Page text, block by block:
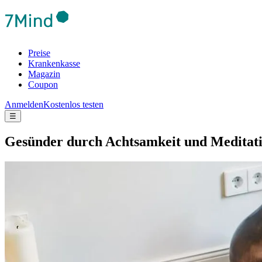
Preise
Krankenkasse
Magazin
Coupon
AnmeldenKostenlos testen
☰
Gesünder durch Achtsamkeit und